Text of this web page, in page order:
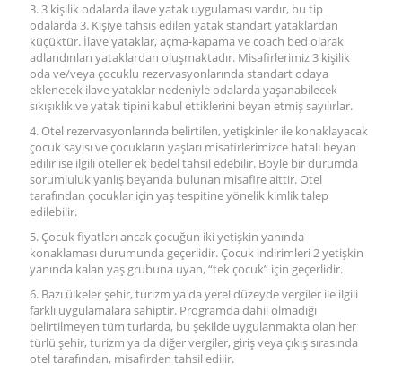
3. 3 kişilik odalarda ilave yatak uygulaması vardır, bu tip
odalarda 3. Kişiye tahsis edilen yatak standart yataklardan
küçüktür. İlave yataklar, açma-kapama ve coach bed olarak
adlandırılan yataklardan oluşmaktadır. Misafirlerimiz 3 kişilik
oda ve/veya çocuklu rezervasyonlarında standart odaya
eklenecek ilave yataklar nedeniyle odalarda yaşanabilecek
sıkışıklık ve yatak tipini kabul ettiklerini beyan etmiş sayılırlar.
4. Otel rezervasyonlarında belirtilen, yetişkinler ile konaklayacak
çocuk sayısı ve çocukların yaşları misafirlerimizce hatalı beyan
edilir ise ilgili oteller ek bedel tahsil edebilir. Böyle bir durumda
sorumluluk yanlış beyanda bulunan misafire aittir. Otel
tarafından çocuklar için yaş tespitine yönelik kimlik talep
edilebilir.
5. Çocuk fiyatları ancak çocuğun iki yetişkin yanında
konaklaması durumunda geçerlidir. Çocuk indirimleri 2 yetişkin
yanında kalan yaş grubuna uyan, “tek çocuk” için geçerlidir.
6. Bazı ülkeler şehir, turizm ya da yerel düzeyde vergiler ile ilgili
farklı uygulamalara sahiptir. Programda dahil olmadığı
belirtilmeyen tüm turlarda, bu şekilde uygulanmakta olan her
türlü şehir, turizm ya da diğer vergiler, giriş veya çıkış sırasında
otel tarafından, misafirden tahsil edilir.